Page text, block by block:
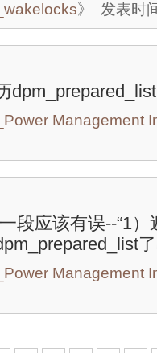
》 发表时
dpm_prepared_list
Management
段应该有误--“1
Management